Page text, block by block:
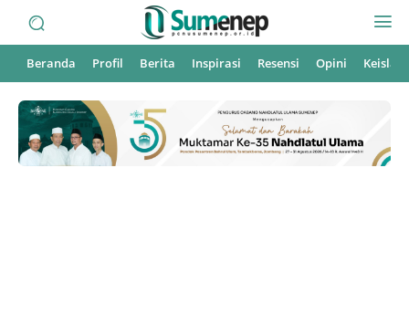
Beranda Profil Berita Inspirasi Resensi Opini